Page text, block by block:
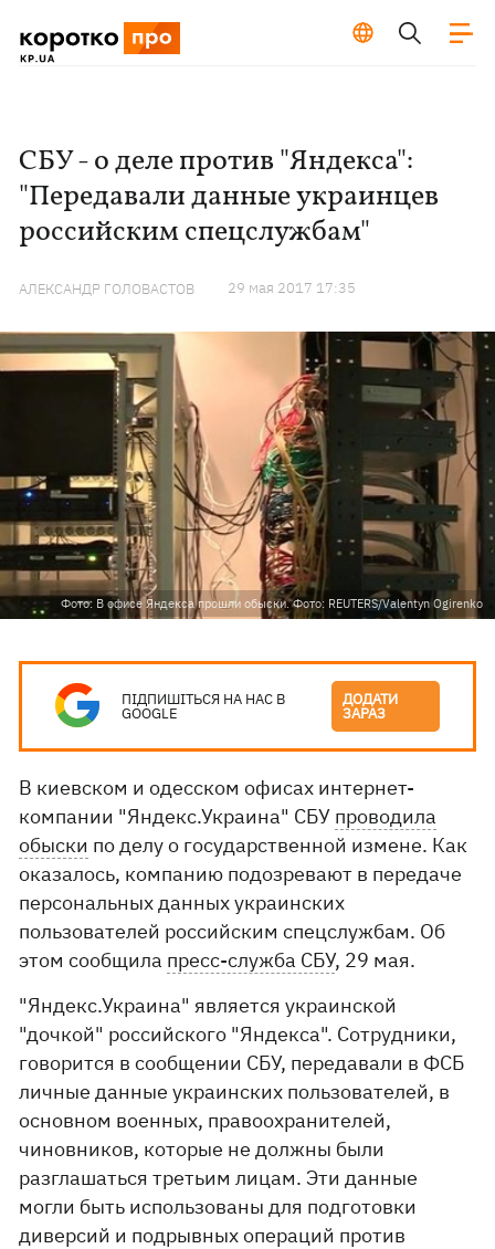
СБУ - о деле против "Яндекса":
"Передавали данные украинцев
российским спецслужбам"
АЛЕКСАНДР ГОЛОВАСТОВ 29 мая 2017 17:35
Фото: В офисе Яндекса прошли обыски. Фото: REUTERS/Valentyn Ogirenko
ПІДПИШІТЬСЯ НА НАС В
GOOGLE
ДОДАТИ
ЗАРАЗ
В киевском и одесском офисах интернет-
компании "Яндекс.Украина" СБУ проводила
обыски по делу о государственной измене. Как
оказалось, компанию подозревают в передаче
персональных данных украинских
пользователей российским спецслужбам. Об
этом сообщила пресс-служба СБУ, 29 мая.
"Яндекс.Украина" является украинской
"дочкой" российского "Яндекса". Сотрудники,
говорится в сообщении СБУ, передавали в ФСБ
личные данные украинских пользователей, в
основном военных, правоохранителей,
чиновников, которые не должны были
разглашаться третьим лицам. Эти данные
могли быть использованы для подготовки
диверсий и подрывных операций против